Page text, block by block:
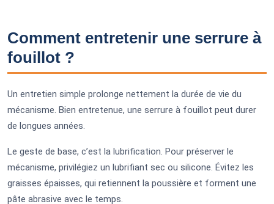
Comment entretenir une serrure à
fouillot ?
Un entretien simple prolonge nettement la durée de vie du
mécanisme. Bien entretenue, une serrure à fouillot peut durer
de longues années.
Le geste de base, c’est la lubrification. Pour préserver le
mécanisme, privilégiez un lubrifiant sec ou silicone. Évitez les
graisses épaisses, qui retiennent la poussière et forment une
pâte abrasive avec le temps.